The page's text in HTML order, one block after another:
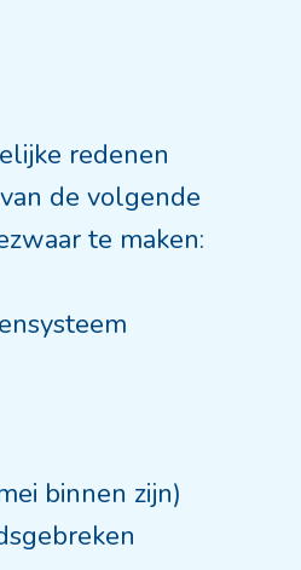
redenen
de volgende
te maken:
binnen zijn)